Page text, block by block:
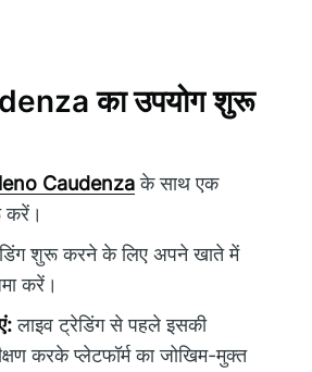
का उपयोग शुरू
Caudenzaके साथ एक
करें।
शुरू करने के लिए अपने खाते में
करें।
लाइव ट्रेडिंग से पहले इसकी
करके प्लेटफॉर्म का जोखिम-मुक्त